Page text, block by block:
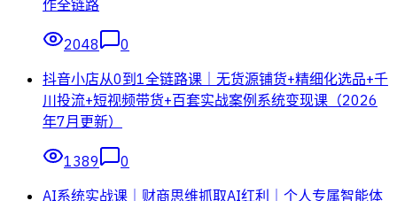
作全链路
2048
0
抖音小店从0到1全链路课｜无货源铺货+精细化选品+千
川投流+短视频带货+百套实战案例系统变现课（2026
年7月更新）
1389
0
AI系统实战课｜财商思维抓取AI红利｜个人专属智能体